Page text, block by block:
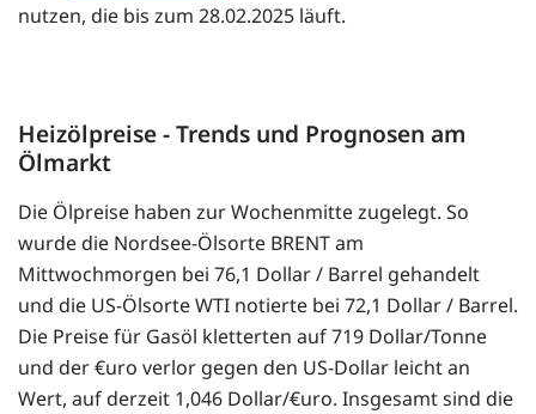
nutzen, die bis zum 28.02.2025 läuft.
Heizölpreise - Trends und Prognosen am
Ölmarkt
Die Ölpreise haben zur Wochenmitte zugelegt. So
wurde die Nordsee-Ölsorte BRENT am
Mittwochmorgen bei 76,1 Dollar / Barrel gehandelt
und die US-Ölsorte WTI notierte bei 72,1 Dollar / Barrel.
Die Preise für Gasöl kletterten auf 719 Dollar/Tonne
und der €uro verlor gegen den US-Dollar leicht an
Wert, auf derzeit 1,046 Dollar/€uro. Insgesamt sind die